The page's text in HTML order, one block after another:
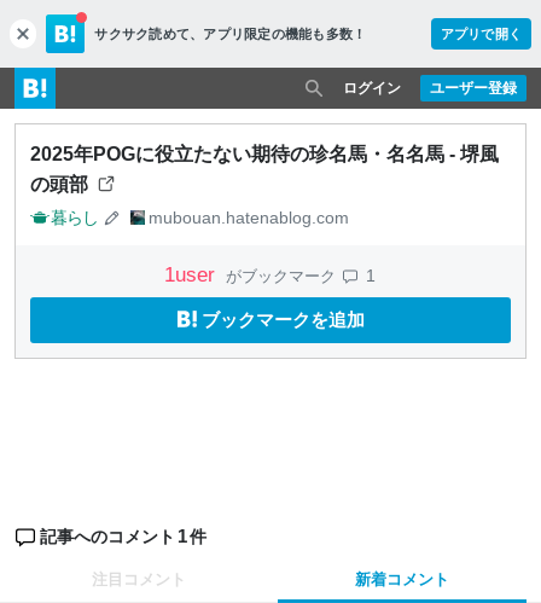
c
l
o
s
e
サクサク読めて、 アプリ限定の機能も多数！ アプリで開く
ユーザー登録
ログイン
2025年POGに役立たない期待の珍名馬・名名馬 - 堺風
の頭部
暮らし mubouan.hatenablog.com
1user がブックマーク 1
ブックマークを追加
記事へのコメント 1件
注目コメント 新着コメント